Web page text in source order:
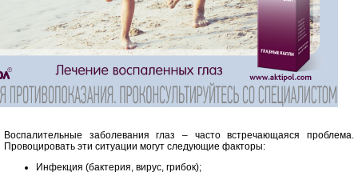
Воспалительные заболевания глаз – часто встречающаяся проблема.
Провоцировать эти ситуации могут следующие факторы:
Инфекция (бактерия, вирус, грибок);